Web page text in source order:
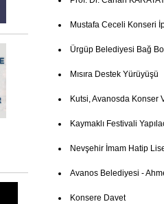
Mustafa Ceceli Konseri
Ürgüp Belediyesi Bağ
Mısıra Destek Yürüyüşü
Kutsi, Avanosda Konser
Kaymaklı Festivali
Nevşehir İmam Hatip
Avanos Belediyesi -
Konsere Davet